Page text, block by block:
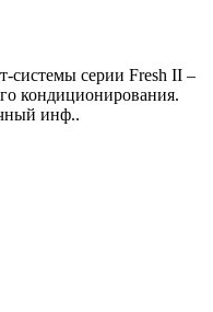
системы серии Fresh II –
кондиционирования.
инф..